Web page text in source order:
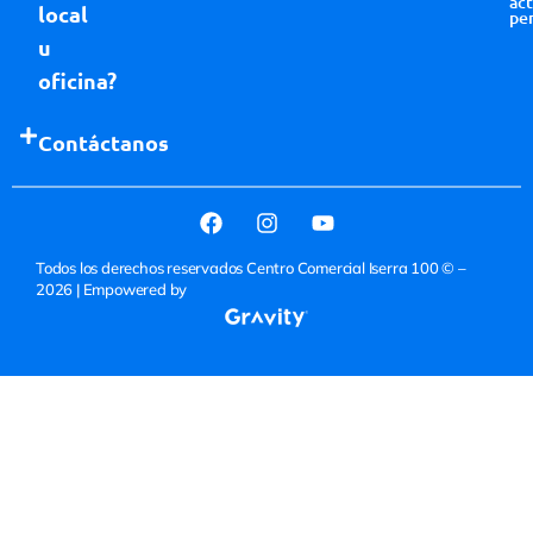
local
u
oficina?
Contáctanos
Todos los derechos reservados Centro Comercial Iserra 100 © –
2026 | Empowered by